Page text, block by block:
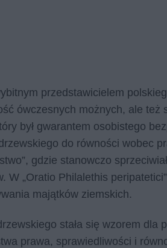
przed­sta­wi­cie­lem
ów­cze­snych moż­nych, ale też
był gwa­ran­tem oso­bi­ste­go
do rów­no­ści wo­bec
gdzie sta­now­czo
W „Ora­tio Phi­la­le­this
ma­jąt­ków ziem­skich.
sta­ła się wzo­rem
pra­wa, spra­wie­dli­wo­ści i